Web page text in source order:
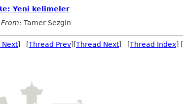
Yeni kelimeler
From: Tamer Sezgin
Next] [Thread Prev][Thread Next] [Thread Index] [